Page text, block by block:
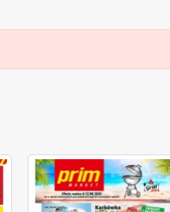
oraz innych
i ciągników.
ofertę i zniżki.